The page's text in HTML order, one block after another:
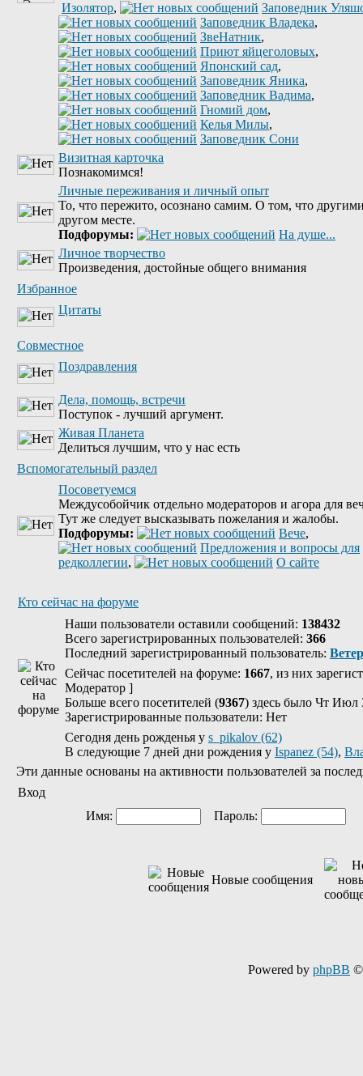
Изолятор,
Заповедник
Заповедник Владека,
ЗвеНатник,
Приют яйцеголовых,
Японский сад,
Заповедник Яника,
Заповедник Вадима,
Гномий дом,
Келья Милы,
Заповедник Сони
Визитная карточка
Познакомимся!
Личные переживания и личный опыт
То, что пережито, осознано самим. О том, что
другом месте.
Подфорумы:
На душе...
Личное творчество
Произведения, достойные общего внимания
Избранное
Цитаты
Совместное
Поздравления
Дела, помощь, встречи
Поступок - лучший аргумент.
Живая Планета
Делиться лучшим, что у нас есть
Вспомогательный раздел
Посоветуемся
Междусобойчик отдельно модераторов и агора для
Тут же следует высказывать пожелания и жалобы.
Подфорумы:
Вече,
Предложения и вопросы для
редколлегии, О сайте
Кто сейчас на форуме
Наши пользователи оставили сообщений: 138432
Всего зарегистрированных пользователей: 366
Последний зарегистрированный пользователь: Ветер
Сейчас посетителей на форуме: 1667, из них
Модератор ]
Больше всего посетителей (9367) здесь было Чт Июл
Зарегистрированные пользователи: Нет
Сегодня день рожденья у s_pikalov (62)
В следующие 7 дней дни рождения у Ispanez (54),
Эти данные основаны на активности пользователей за
Вход
Имя:
Пароль:
Новые сообщения
Powered by phpBB ©